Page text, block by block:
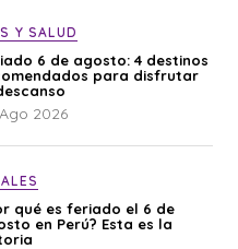
Y SALUD
6 de agosto: 4 destinos
para disfrutar
2026
qué es feriado el 6 de
en Perú? Esta es la